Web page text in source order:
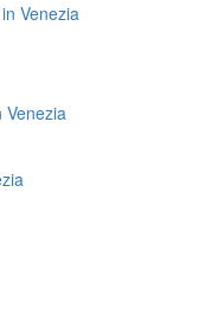
Venezia
Venezia